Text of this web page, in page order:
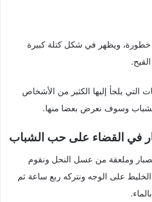
خطورة، ويظهر في شكل كتلة كبيرة
التي يلجأ إليها الكثير من الأشخاص
وسوف نعرض بعضا منها.
في القضاء على حب الشباب
وملعقة من عسل النحل ونقوم
على الوجه ونتركه ربع ساعة ثم